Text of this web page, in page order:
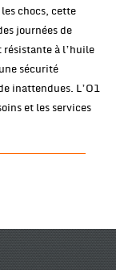
chocs, cette
journées de
à l’huile
sécurité
inattendues. L’O1
et les services